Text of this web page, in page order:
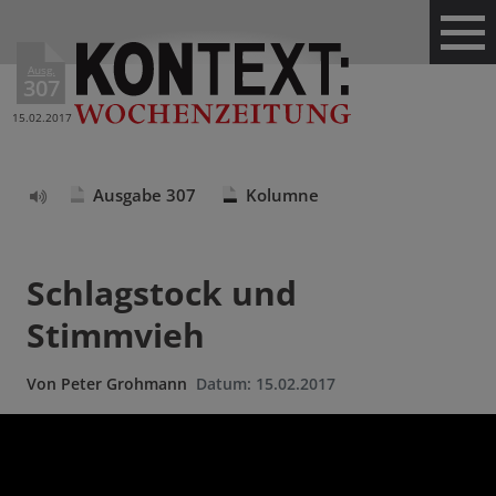
Ausg.
307
15.02.2017
Ausgabe 307 Kolumne
Schlagstock und
Stimmvieh
Von Peter Grohmann Datum: 15.02.2017